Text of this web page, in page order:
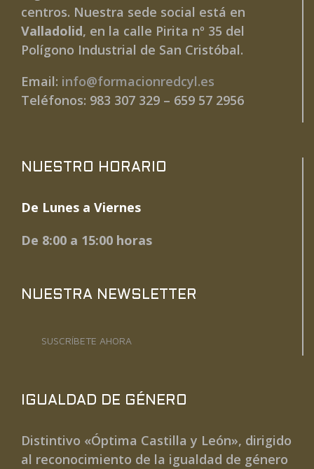
centros. Nuestra sede social está en
Valladolid, en la calle Pirita nº 35 del
Polígono Industrial de San Cristóbal.
Email: info@formacionredcyl.es
Teléfonos: 983 307 329 – 659 57 2956
NUESTRO HORARIO
De Lunes a Viernes
De 8:00 a 15:00 horas
NUESTRA NEWSLETTER
SUSCRÍBETE AHORA
IGUALDAD DE GÉNERO
Distintivo «Óptima Castilla y León», dirigido
al reconocimiento de la igualdad de género